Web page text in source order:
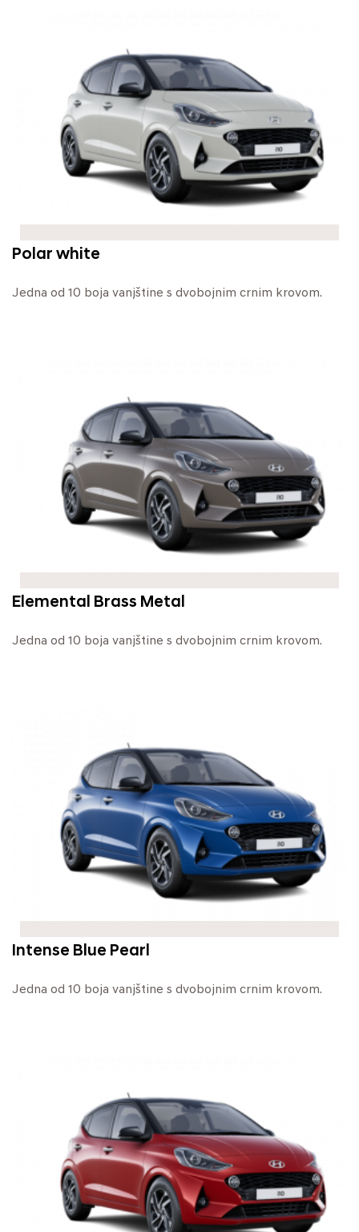
Polar white
Jedna od 10 boja vanjštine s dvobojnim crnim krovom.
Elemental Brass Metal
Jedna od 10 boja vanjštine s dvobojnim crnim krovom.
Intense Blue Pearl
Jedna od 10 boja vanjštine s dvobojnim crnim krovom.